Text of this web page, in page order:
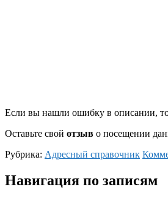
Если вы нашли ошибку в описании,
Оставьте свой отзыв о посещении
Рубрика: Адресный справочник
Навигация по записям